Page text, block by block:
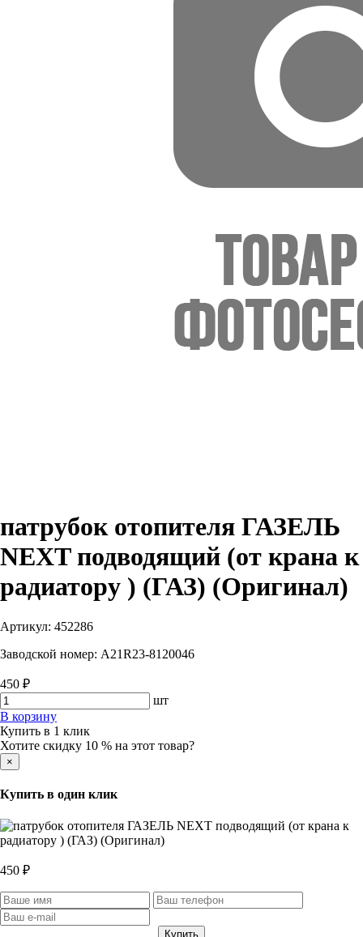
патрубок отопителя ГАЗЕЛЬ
NEXT подводящий (от крана к
радиатору ) (ГАЗ) (Оригинал)
Артикул: 452286
Заводской номер: А21R23-8120046
450 ₽
шт
В корзину
Купить в 1 клик
Хотите скидку 10 % на этот товар?
×
Купить в один клик
450 ₽